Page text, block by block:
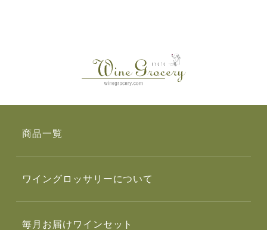
商品一覧
ワイングロッサリーについて
毎月お届けワインセット